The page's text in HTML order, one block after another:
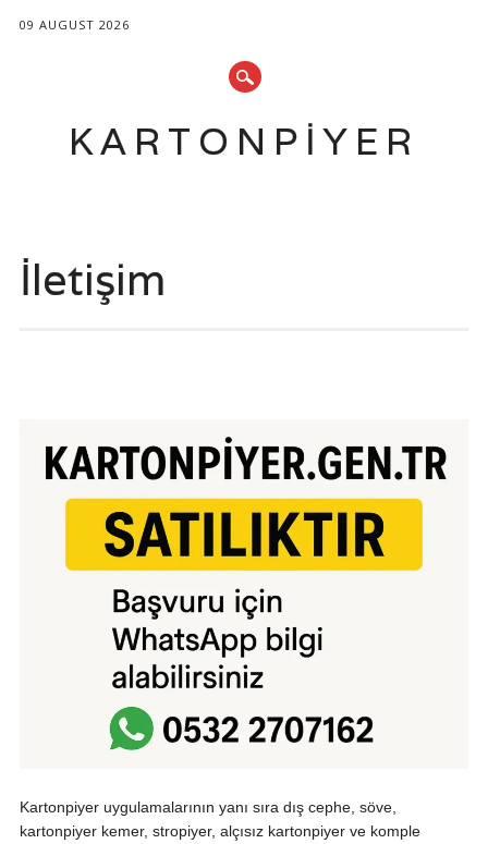
09 AUGUST 2026
KARTONPIYER
content
İletişim
Kartonpiyer uygulamalarının yanı sıra dış cephe, söve,
kartonpiyer kemer, stropiyer, alçısız kartonpiyer ve komple